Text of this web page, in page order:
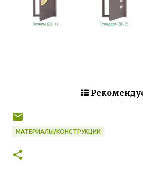
МАТЕРИАЛЫ/КОНСТРУКЦИИ